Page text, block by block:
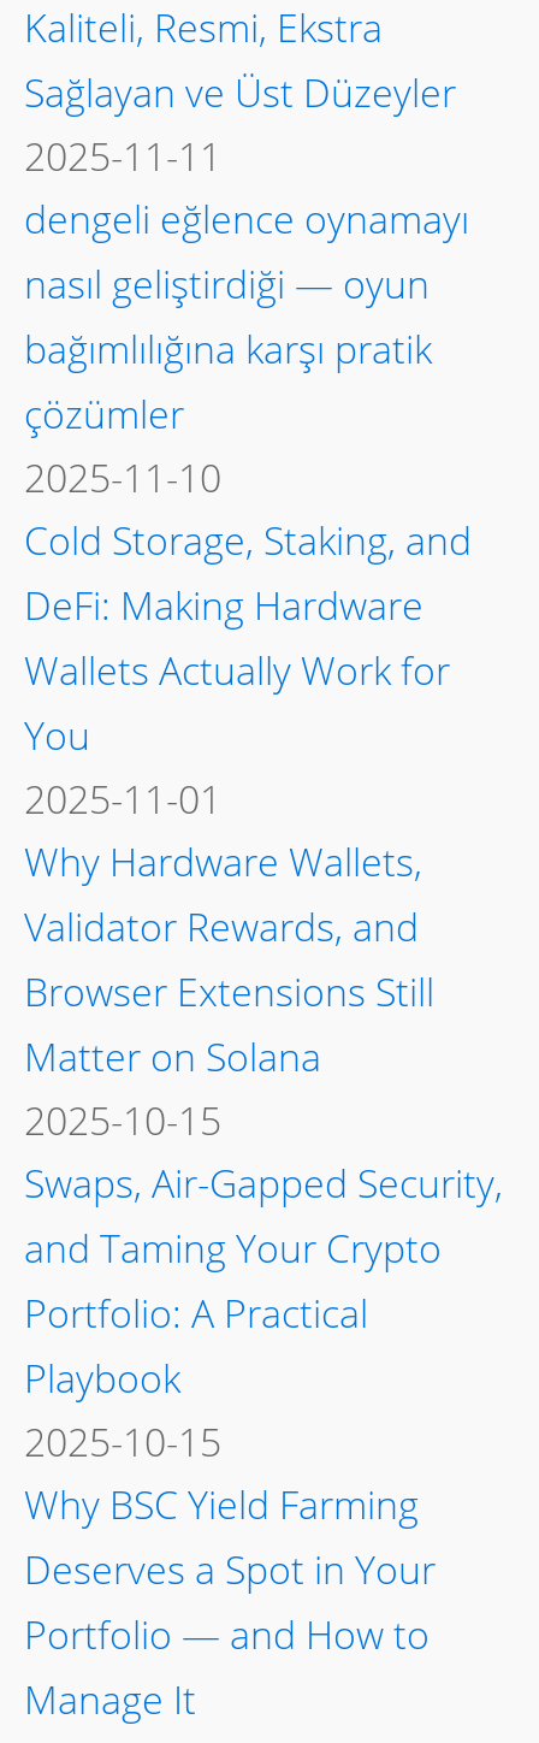
Kaliteli, Resmi, Ekstra
Sağlayan ve Üst Düzeyler
2025-11-11
dengeli eğlence oynamayı
nasıl geliştirdiği — oyun
bağımlılığına karşı pratik
çözümler
2025-11-10
Cold Storage, Staking, and
DeFi: Making Hardware
Wallets Actually Work for
You
2025-11-01
Why Hardware Wallets,
Validator Rewards, and
Browser Extensions Still
Matter on Solana
2025-10-15
Swaps, Air-Gapped Security,
and Taming Your Crypto
Portfolio: A Practical
Playbook
2025-10-15
Why BSC Yield Farming
Deserves a Spot in Your
Portfolio — and How to
Manage It